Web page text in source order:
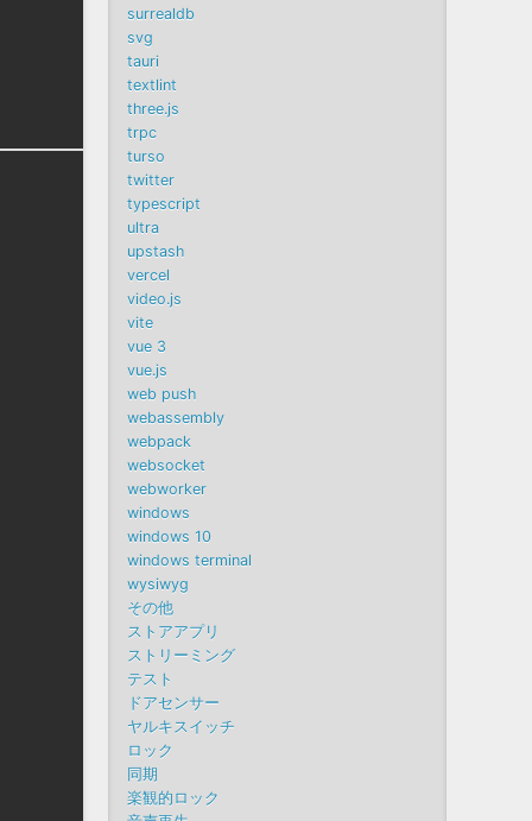
surrealdb
svg
tauri
textlint
three.js
trpc
turso
twitter
typescript
ultra
upstash
vercel
video.js
vite
vue 3
vue.js
web push
webassembly
webpack
websocket
webworker
windows
windows 10
windows terminal
wysiwyg
その他
ストアアプリ
ストリーミング
テスト
ドアセンサー
ヤルキスイッチ
ロック
同期
楽観的ロック